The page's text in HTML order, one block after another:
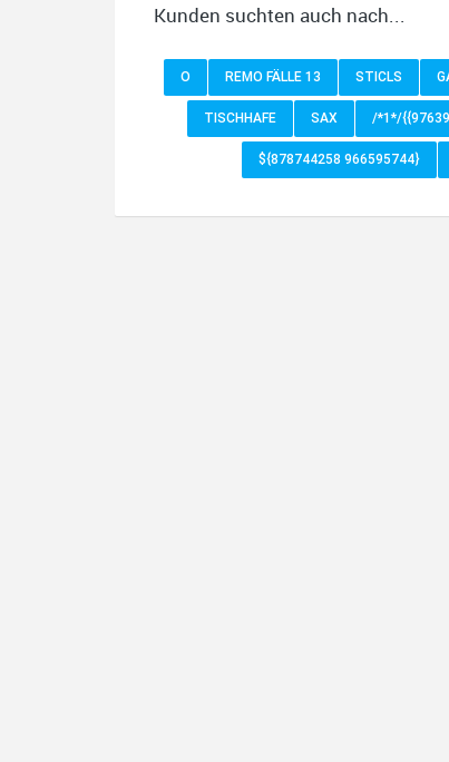
Kunden suchten auch nach...
O REMO FÄLLE 13 STICLS
TISCHHAFE SAX /*1*/
${878744258 966595744}